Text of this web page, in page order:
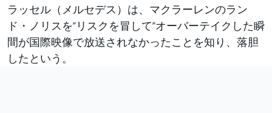
ラッセル（メルセデス）は、マクラーレンのラン
ド・ノリスを”リスクを冒して”オーバーテイクした瞬
間が国際映像で放送されなかったことを知り、落胆
したという。